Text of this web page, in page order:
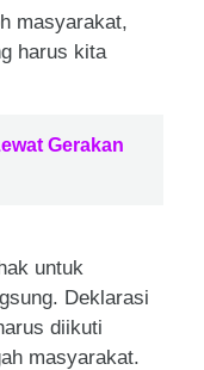
masyarakat,
harus kita
Gerakan
untuk
Deklarasi
diikuti
masyarakat.